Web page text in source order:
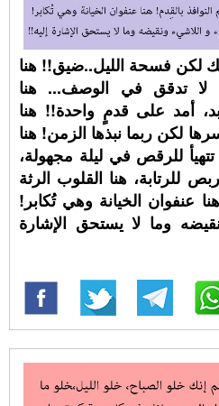
لكن فسحة الليل..ضيق!! هنا
لا تدقق في الوصف... هنا
أمد على قدمٍ واحدة!! هنا
لكن ربما نبذها الزمن! هنا
للرقص في ليلة مجهولة،
للرتابة، هنا القلوب الرثة
عنفوان الخيانة وهي تُكابر!
وما لا يستحق الإشارة